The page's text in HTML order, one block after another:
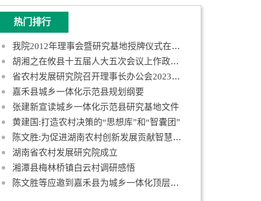
热门排行
我院2012年理事会暨研究基地授牌仪式在长沙举行
胡湘之在攸县十五届人大五次会议上作政府工作报告
省农村发展研究院召开理事长办公会2023年第一次会议
嘉禾县城乡一体化示范县规划纲要
张建新宣读城乡一体化示范县研究基地文件
黄建国:打造农村决策的“思想库”和“智囊团”
陈文胜:为促进湖南农村创新发展贡献智慧和力量
湖南省农村发展研究院成立
湘潭县梅林桥镇白云村调研感悟
陈文胜等应邀到嘉禾县为城乡一体化顶层设计支招